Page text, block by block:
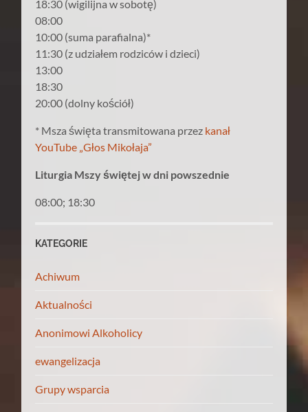
18:30 (wigilijna w sobotę)
08:00
10:00 (suma parafialna)*
11:30 (z udziałem rodziców i dzieci)
13:00
18:30
20:00 (dolny kościół)
* Msza święta transmitowana przez kanał
YouTube „Głos Mikołaja”
Liturgia Mszy świętej w dni powszednie
08:00; 18:30
KATEGORIE
Achiwum
Aktualności
Anonimowi Alkoholicy
ewangelizacja
Grupy wsparcia